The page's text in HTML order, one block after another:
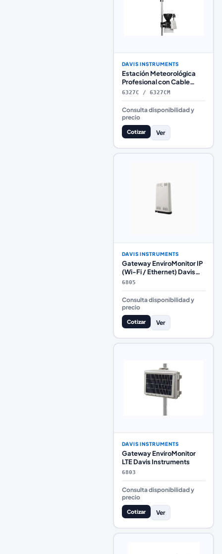
DAVIS INSTRUMENTS
Estación Meteorológica
Profesional con Cable
Davis Instruments Vantage
6327C / 6327CM
Consulta disponibilidad y
precio
Cotizar Ver
DAVIS INSTRUMENTS
Gateway EnviroMonitor IP
(Wi-Fi / Ethernet) Davis
Instruments
6805
Consulta disponibilidad y
precio
Cotizar Ver
DAVIS INSTRUMENTS
Gateway EnviroMonitor
LTE Davis Instruments
6803
Consulta disponibilidad y
precio
Cotizar Ver